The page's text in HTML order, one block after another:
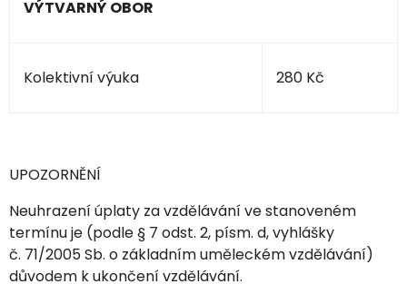
VÝTVARNÝ OBOR
Kolektivní výuka 280 Kč
UPOZORNĚNÍ
Neuhrazení úplaty za vzdělávání ve stanoveném
termínu je (podle § 7 odst. 2, písm. d, vyhlášky
č. 71/2005 Sb. o základním uměleckém vzdělávání)
důvodem k ukončení vzdělávání.